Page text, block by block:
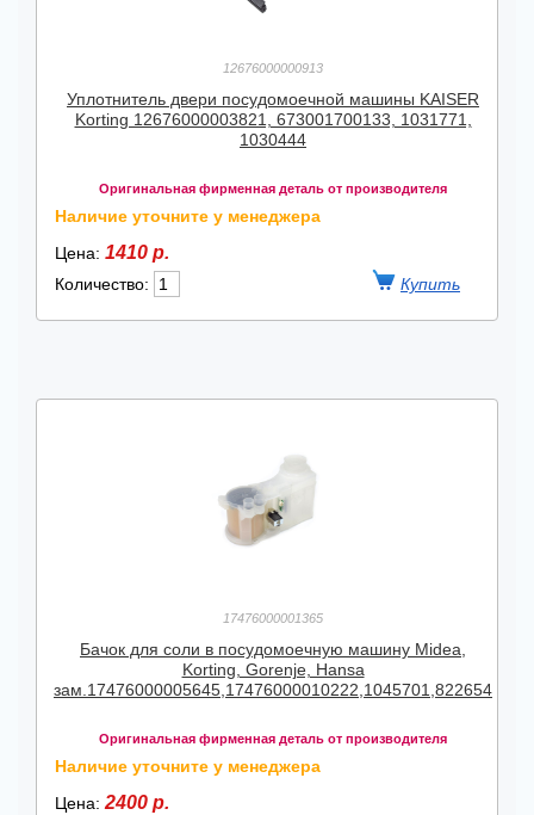
12676000000913
Уплотнитель двери посудомоечной машины KAISER
Korting 12676000003821, 673001700133, 1031771,
1030444
Оригинальная фирменная деталь от производителя
Наличие уточните у менеджера
Цена: 1410 р.
Количество:
17476000001365
Бачок для соли в посудомоечную машину Midea,
Korting, Gorenje, Hansa
зам.17476000005645,17476000010222,1045701,822654
Оригинальная фирменная деталь от производителя
Наличие уточните у менеджера
Цена: 2400 р.